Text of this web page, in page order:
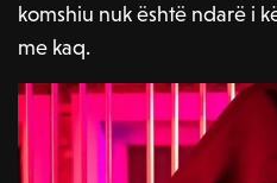
komshiu nuk është ndarë i
me kaq.